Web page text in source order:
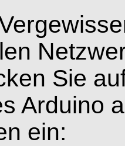
Sie
Arduino
ein: